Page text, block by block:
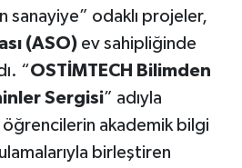
sanayiye” odaklı projeler,
(ASO)ev sahipliğinde
“OSTİMTECH Bilimden
Sergisi” adıyla
akademik bilgi
birleştiren